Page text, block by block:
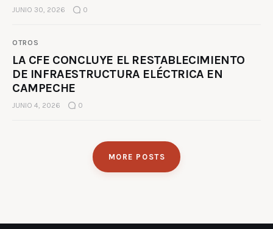
JUNIO 30, 2026 0
OTROS
LA CFE CONCLUYE EL RESTABLECIMIENTO
DE INFRAESTRUCTURA ELÉCTRICA EN
CAMPECHE
JUNIO 4, 2026 0
MORE POSTS